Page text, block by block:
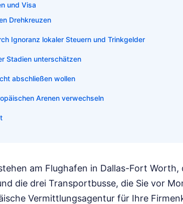
und Visa
Drehkreuzen
Ignoranz lokaler Steuern und Trinkgelder
Stadien unterschätzen
abschließen wollen
Arenen verwechseln
am Flughafen in Dallas-Fort
die drei Transportbusse, die Sie vor
Vermittlungsagentur für Ihre